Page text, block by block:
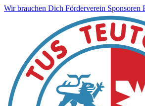
Wir brauchen Dich Förderverein Sponsoren